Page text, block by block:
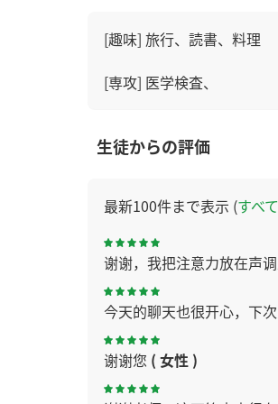
[趣味] 旅行、読書、料理
[専攻] 医学検査、
生徒からの評価
最新100件まで表示 (すべ
谢谢，我把注意力放在声
今天的聊天也很开心，下次
谢谢您 ( 女性 )